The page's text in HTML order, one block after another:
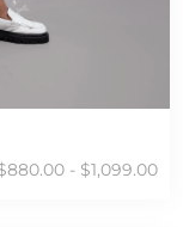
880.00 - $1,099.00